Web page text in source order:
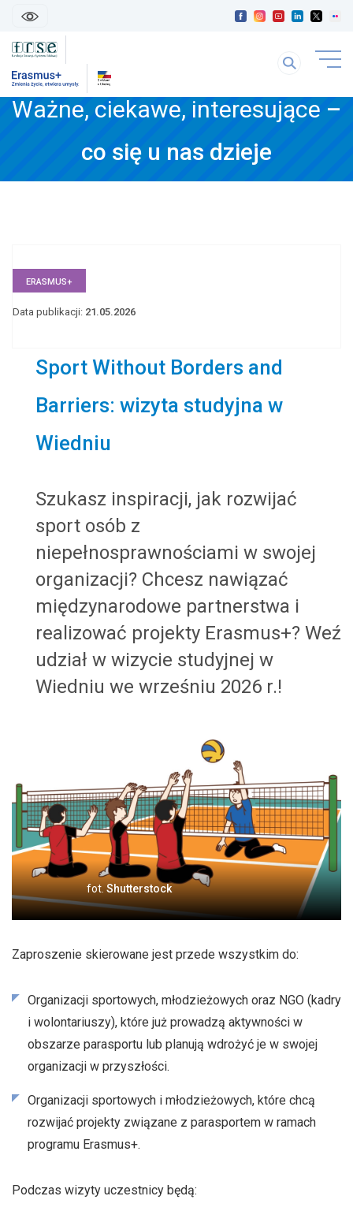
uwaga
otwiera
się
nowej
karice
Szukaj
stronie
Ważne, ciekawe, interesujące –
co się u nas dzieje
ERASMUS+
Data publikacji: 21.05.2026
Sport Without Borders and
Barriers: wizyta studyjna w
Wiedniu
Szukasz inspiracji, jak rozwijać
sport osób z
niepełnosprawnościami w swojej
organizacji? Chcesz nawiązać
międzynarodowe partnerstwa i
realizować projekty Erasmus+? Weź
udział w wizycie studyjnej w
Wiedniu we wrześniu 2026 r.!
fot.Shutterstock
Zaproszenie skierowane jest przede wszystkim do:
Organizacji sportowych, młodzieżowych oraz NGO (kadry
i wolontariuszy), które już prowadzą aktywności w
obszarze parasportu lub planują wdrożyć je w swojej
organizacji w przyszłości.
Organizacji sportowych i młodzieżowych, które chcą
rozwijać projekty związane z parasportem w ramach
programu Erasmus+.
Podczas wizyty uczestnicy będą: